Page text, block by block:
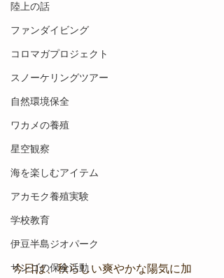
陸上の話
ファンダイビング
コロマガプロジェクト
スノーケリングツアー
自然環境保全
ワカメの養殖
星空観察
海を楽しむアイテム
アカモク養殖実験
学校教育
伊豆半島ジオパーク
サンゴの保全活動
今日は、秋らしい爽やかな陽気に加